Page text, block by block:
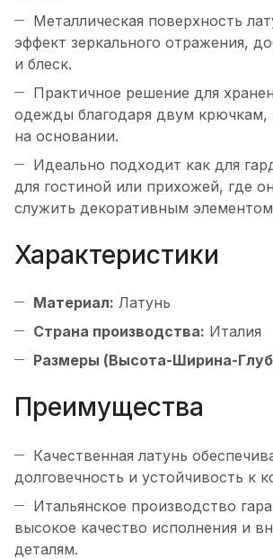
Металлическая поверхность
эффект зеркального отражения,
и блеск.
Практичное решение для
одежды благодаря двум крючкам,
на основании.
Идеально подходит как для
для гостиной или прихожей, где
служить декоративным
Характеристики
Материал: Латунь
Страна производства: Италия
Размеры (Высота-Ширина-
Преимущества
Качественная латунь
долговечность и устойчивость к
Итальянское производство
высокое качество исполнения и
деталям.